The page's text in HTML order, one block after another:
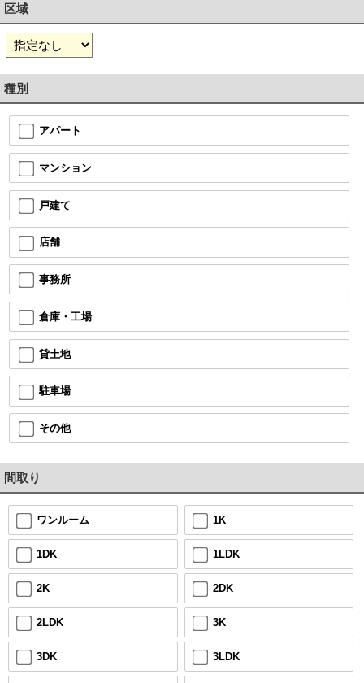
区域
種別
アパート
マンション
戸建て
店舗
事務所
倉庫・工場
貸土地
駐車場
その他
間取り
ワンルーム 1K
1DK 1LDK
2K 2DK
2LDK 3K
3DK 3LDK